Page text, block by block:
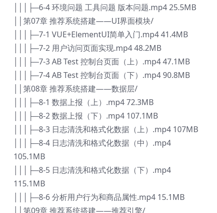
│││├─6-4 环境问题 工具问题 版本问题.mp4 25.5MB
││第07章 推荐系统搭建——UI界面模块/
│││├─7-1 VUE+ElementUI简单入门.mp4 41.4MB
│││├─7-2 用户访问页面实现.mp4 48.2MB
│││├─7-3 AB Test 控制台页面（上）.mp4 47.1MB
│││├─7-4 AB Test 控制台页面（下）.mp4 90.8MB
││第08章 推荐系统搭建——数据层/
│││├─8-1 数据上报（上）.mp4 72.3MB
│││├─8-2 数据上报（下）.mp4 107.1MB
│││├─8-3 日志清洗和格式化数据（上）.mp4 107MB
│││├─8-4 日志清洗和格式化数据（中）.mp4
105.1MB
│││├─8-5 日志清洗和格式化数据（下）.mp4
115.1MB
│││├─8-6 分析用户行为和商品属性.mp4 15.1MB
││第09章 推荐系统搭建——推荐引擎/